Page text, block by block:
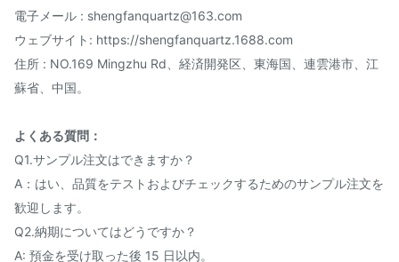
電子メール : shengfanquartz@163.com
ウェブサイト: https://shengfanquartz.1688.com
住所 : NO.169 Mingzhu Rd、経済開発区、東海国、連雲港市、江
蘇省、中国。
よくある質問：
Q1.サンプル注文はできますか？
A：はい、品質をテストおよびチェックするためのサンプル注文を
歓迎します。
Q2.納期についてはどうですか？
A: 預金を受け取った後 15 日以内。